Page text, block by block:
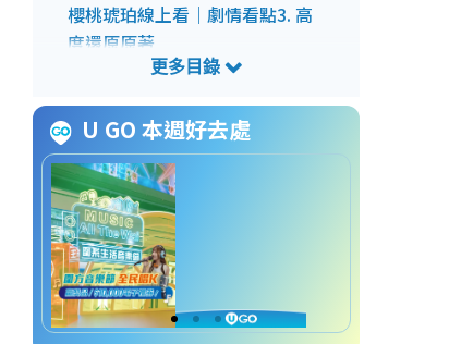
櫻桃琥珀線上看｜劇情看點3. 高
度還原原著
新時間
櫻桃琥珀線上看｜演員角色介紹
1. 趙今麥飾：林其樂
2. 張凌赫飾：蔣嶠西
3. 董潔飾：趙盛娟
4. 保劍鋒飾：林海風
櫻桃琥珀線上看｜人物關係圖
U GO 本週好去處